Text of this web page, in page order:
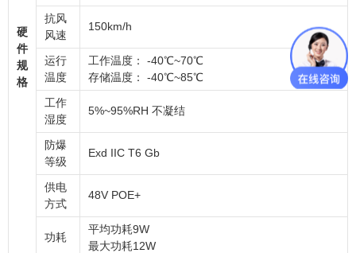
硬
件
规
格
抗风
风速
150km/h
运行
温度
工作温度： -40℃~70℃
存储温度： -40℃~85℃
工作
湿度
5%~95%RH 不凝结
防爆
等级
Exd IIC T6 Gb
供电
方式
48V POE+
功耗
平均功耗9W
最大功耗12W